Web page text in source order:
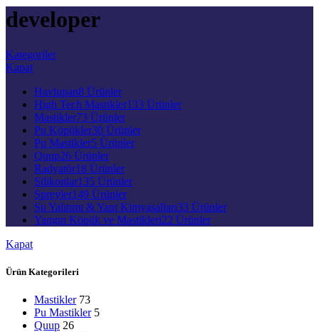
developer
Kategoriler
Kapat
Havlupan8 Ürünler
High Tech Mastikler133 Ürünler
Mastikler73 Ürünler
Pu Köpükler30 Ürünler
Pu Mastikler5 Ürünler
Quup26 Ürünler
Radyatör18 Ürünler
Silikonlar135 Ürünler
Spreyler149 Ürünler
Su Yalıtımı & Yapı Kimyasalları33 Ürünler
Yangın Köpük ve Mastikleri22 Ürünler
Kapat
Ürün Kategorileri
Mastikler 73
Pu Mastikler 5
Quup 26